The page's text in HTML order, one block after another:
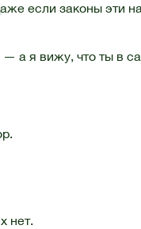
если законы эти
а я вижу, что ты в
нет.